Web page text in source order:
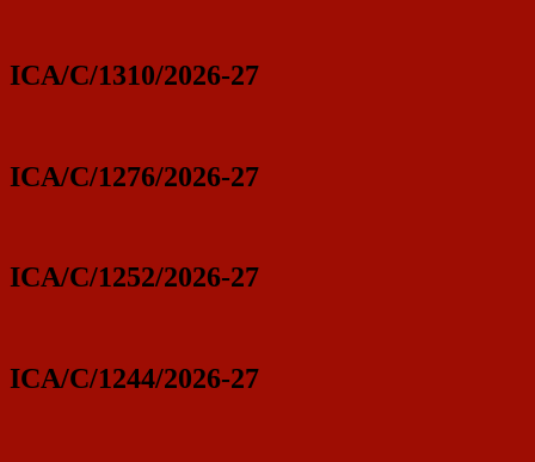
ICA/C/1310/2026-27
ICA/C/1276/2026-27
ICA/C/1252/2026-27
ICA/C/1244/2026-27